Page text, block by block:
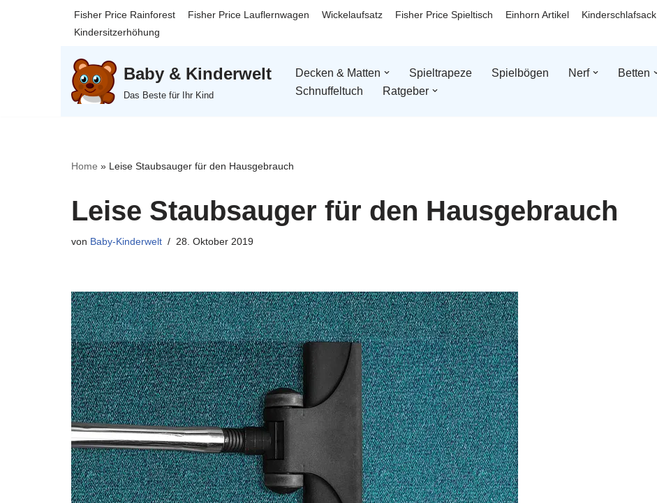
Fisher Price Rainforest Fisher Price Lauflernwagen Wickelaufsatz Fisher Price Spieltisch Einhorn Artikel Kinderschlafsack
Kindersitzerhöhung
Baby & Kinderwelt
Das Beste für Ihr Kind
Decken & Matten Spieltrapeze Spielbögen Nerf Betten
Schnuffeltuch
Ratgeber
Home » Leise Staubsauger für den Hausgebrauch
Leise Staubsauger für den Hausgebrauch
von Baby-Kinderwelt 28. Oktober 2019